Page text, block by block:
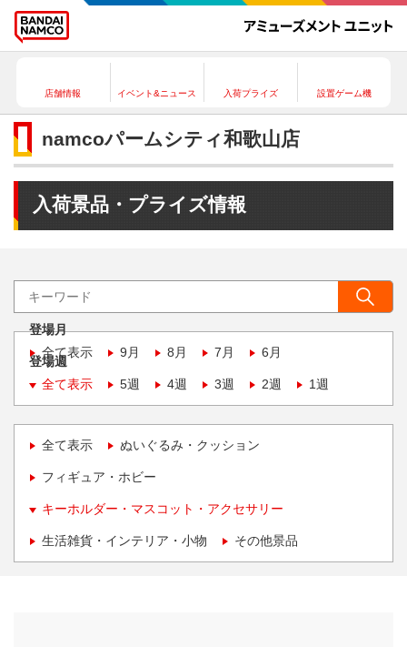
店舗情報 イベント&ニュース 入荷プライズ 設置ゲーム機
namcoパームシティ和歌山店
入荷景品・プライズ情報
登場月
全て表示
9月 8月 7月 6月
登場週
全て表示
5週 4週 3週 2週 1週
全て表示 ぬいぐるみ・クッション
フィギュア・ホビー
キーホルダー・マスコット・アクセサリー
生活雑貨・インテリア・小物 その他景品